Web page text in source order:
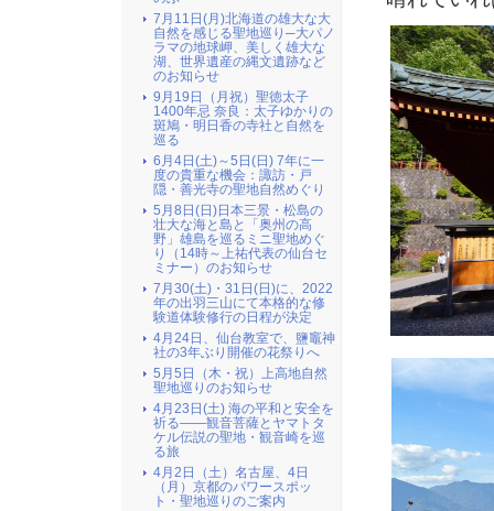
7月11日(月)北海道の雄大な大
自然を感じる聖地巡り─大パノ
ラマの地球岬、美しく雄大な
湖、世界遺産の縄文遺跡など
のお知らせ
9月19日（月祝）聖徳太子
1400年忌 奈良：太子ゆかりの
斑鳩・明日香の寺社と自然を
巡る
6月4日(土)～5日(日) 7年に一
度の貴重な機会：諏訪・戸
隠・善光寺の聖地自然めぐり
5月8日(日)日本三景・松島の
壮大な海と島と「奥州の高
野」雄島を巡るミニ聖地めぐ
り（14時～上祐代表の仙台セ
ミナー）のお知らせ
7月30(土)・31日(日)に、2022
年の出羽三山にて本格的な修
験道体験修行の日程が決定
4月24日、仙台教室で、鹽竈神
社の3年ぶり開催の花祭りへ
5月5日（木・祝）上高地自然
聖地巡りのお知らせ
4月23日(土) 海の平和と安全を
祈る――観音菩薩とヤマトタ
ケル伝説の聖地・観音崎を巡
る旅
4月2日（土）名古屋、4日
（月）京都のパワースポッ
ト・聖地巡りのご案内